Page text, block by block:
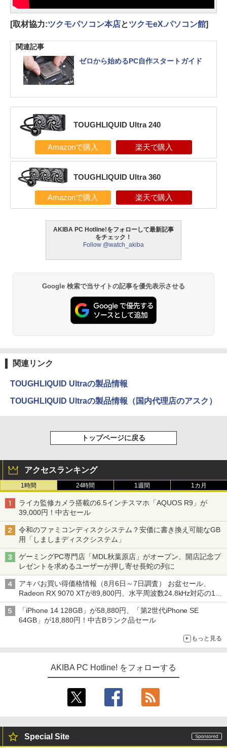
[取材協力:ツクモパソコン本店とツクモeX.パソコン館]
関連記事
ゼロから始めるPC自作スタートガイド
TOUGHLIQUID Ultra 240
Amazonで購入 楽天で購入
TOUGHLIQUID Ultra 360
Amazonで購入 楽天で購入
AKIBA PC Hotline!をフォローして最新記事
をチェック！
Follow @watch_akiba
Google 検索で当サイトの記事を優先表示させる
関連リンク
TOUGHLIQUID Ultraの製品情報
TOUGHLIQUID Ultraの製品情報（国内代理店のアスク）
トップページに戻る
アクセスランキング
1時間 24時間 1週間 1カ月
ライカ監修カメラ搭載の6.5インチスマホ「AQUOS R9」が
39,000円！中古セール
令和のファミコンディスクシステム？安価に書き換え可能なGB
用「しましまディスクシステム」
ゲーミングPC専門店「MDL秋葉原店」がオープン、開店記念プ
レゼントを求めるユーザーが押し寄せ長蛇の列に
アキバお買い得価格情報（8月6日～7日調査） お盆セール、
Radeon RX 9070 XTが89,800円、水平周波数24.8kHz対応の17
型モニターが9,801円、暑さ指数連動セール ほか
「iPhone 14 128GB」が58,880円、「第2世代iPhone SE
64GB」が18,880円！中古Bランク品セール
もっと見る
AKIBA PC Hotline! をフォローする
Special Site